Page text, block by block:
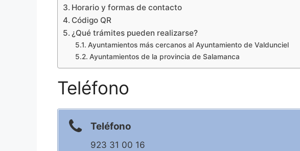
Horario y formas de contacto
Código QR
¿Qué trámites pueden realizarse?
Ayuntamientos más cercanos al Ayuntamiento de Valdunciel
Ayuntamientos de la provincia de Salamanca
Teléfono
Teléfono
923 31 00 16